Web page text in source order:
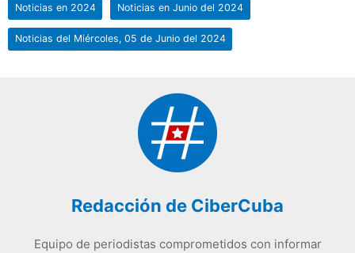
Noticias en 2024 Noticias en Junio del 2024
Noticias del Miércoles, 05 de Junio del 2024
Redacción de CiberCuba
Equipo de periodistas comprometidos con informar